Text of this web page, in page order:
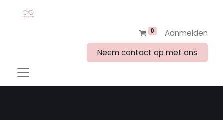
0
Aanmelden
Neem contact op met ons